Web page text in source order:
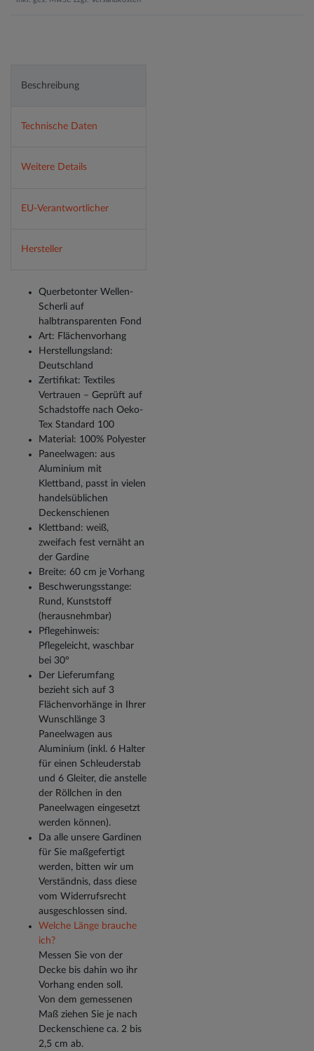
Beschreibung
Technische Daten
Weitere Details
EU-Verantwortlicher
Hersteller
Querbetonter Wellen-
Scherli auf
halbtransparenten Fond
Art: Flächenvorhang
Herstellungsland:
Deutschland
Zertifikat: Textiles
Vertrauen – Geprüft auf
Schadstoffe nach Oeko-
Tex Standard 100
Material: 100% Polyester
Paneelwagen: aus
Aluminium mit
Klettband, passt in vielen
handelsüblichen
Deckenschienen
Klettband: weiß,
zweifach fest vernäht an
der Gardine
Breite: 60 cm je Vorhang
Beschwerungsstange:
Rund, Kunststoff
(herausnehmbar)
Pflegehinweis:
Pflegeleicht, waschbar
bei 30°
Der Lieferumfang
bezieht sich auf 3
Flächenvorhänge in Ihrer
Wunschlänge 3
Paneelwagen aus
Aluminium (inkl. 6 Halter
für einen Schleuderstab
und 6 Gleiter, die anstelle
der Röllchen in den
Paneelwagen eingesetzt
werden können).
Da alle unsere Gardinen
für Sie maßgefertigt
werden, bitten wir um
Verständnis, dass diese
vom Widerrufsrecht
ausgeschlossen sind.
Welche Länge brauche
ich?
Messen Sie von der
Decke bis dahin wo ihr
Vorhang enden soll.
Von dem gemessenen
Maß ziehen Sie je nach
Deckenschiene ca. 2 bis
2,5 cm ab.